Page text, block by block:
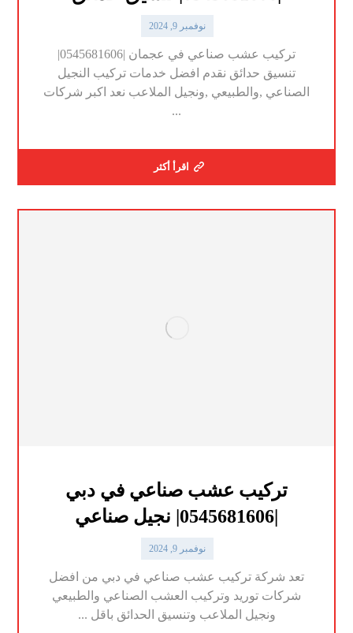
نوفمبر 9, 2024
تركيب عشب صناعي في عجمان |0545681606|
تنسيق حدائق نقدم افضل خدمات تركيب النجيل
الصناعي ,والطبيعي ,ونجيل الملاعب نعد اكبر شركات
...
اقرأ أكثر
تركيب عشب صناعي في دبي
نوفمبر 9, 2024
تعد شركة تركيب عشب صناعي في دبي من افضل
شركات توريد وتركيب العشب الصناعي والطبيعي
ونجيل الملاعب وتنسيق الحدائق باقل ...